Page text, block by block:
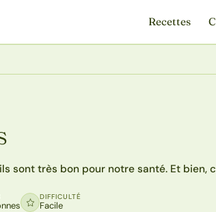
Recettes
sont très bon pour notre santé. Et bien,
DIFFICULTÉ
Facile